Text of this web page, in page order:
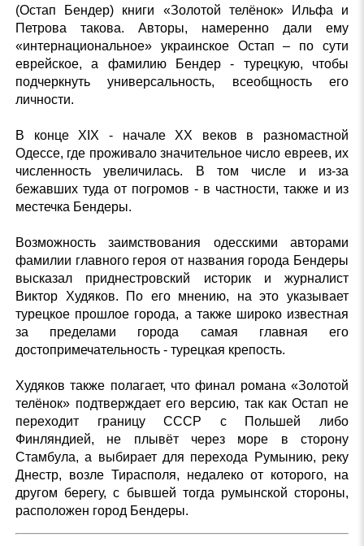
(Остап Бендер) книги «Золотой телёнок» Ильфа и
Петрова такова. Авторы, намеренно дали ему
«интернациональное» украинское Остап – по сути
еврейское, а фамилию Бендер - турецкую, чтобы
подчеркнуть универсальность, всеобщность его
личности.
В конце XIX - начале XX веков в разномастной
Одессе, где проживало значительное число евреев, их
численность увеличилась. В том числе и из-за
бежавших туда от погромов - в частности, также и из
местечка Бендеры.
Возможность заимствования одесскими авторами
фамилии главного героя от названия города Бендеры
высказал приднестровский историк и журналист
Виктор Худяков. По его мнению, на это указывает
турецкое прошлое города, а также широко известная
за пределами города самая главная его
достопримечательность - турецкая крепость.
Худяков также полагает, что финал романа «Золотой
телёнок» подтверждает его версию, так как Остап не
переходит границу СССР с Польшей либо
Финляндией, не плывёт через море в сторону
Стамбула, а выбирает для перехода Румынию, реку
Днестр, возле Тирасполя, недалеко от которого, на
другом берегу, с бывшей тогда румынской стороны,
расположен город Бендеры.